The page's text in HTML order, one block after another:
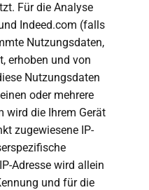
Für die Analyse
Indeed.com (falls
Nutzungsdaten,
erhoben und von
Nutzungsdaten
oder mehrere
wird die Ihrem Gerät
zugewiesene IP-
Adresse wird allein
und für die